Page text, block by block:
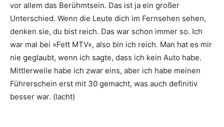
vor allem das Berühmtsein. Das ist ja ein großer
Unterschied. Wenn die Leute dich im Fernsehen sehen,
denken sie, du bist reich. Das war schon immer so. Ich
war mal bei »Fett MTV«, also bin ich reich. Man hat es mir
nie geglaubt, wenn ich sagte, dass ich kein Auto habe.
Mittlerweile habe ich zwar eins, aber ich habe meinen
Führerschein erst mit 30 gemacht, was auch definitiv
besser war. (lacht)